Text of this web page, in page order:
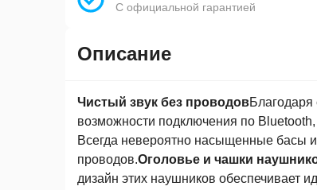
С официальной гарантией
Описание
Чистый звук без проводовБлагодаря
возможности подключения по
Всегда невероятно насыщенные басы и
проводов.Оголовье и чашки
дизайн этих наушников обеспечивает